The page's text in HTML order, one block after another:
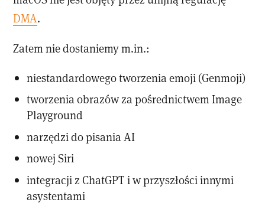
DMA.
Zatem nie dostaniemy m.in.:
niestandardowego tworzenia emoji (Genmoji)
tworzenia obrazów za pośrednictwem Image
Playground
narzędzi do pisania AI
nowej Siri
integracji z ChatGPT i w przyszłości innymi
asystentami